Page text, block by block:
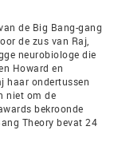
de Big Bang-gang
de zus van Raj,
neurobiologe die
Howard en
haar ondertussen
niet om de
bekroonde
Theory bevat 24